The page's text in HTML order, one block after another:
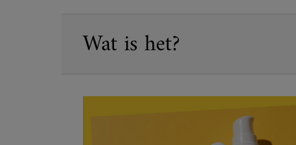
Wat is het?